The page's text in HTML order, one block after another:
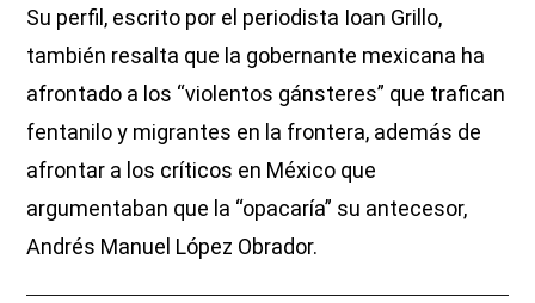
Su perfil, escrito por el periodista Ioan Grillo,
también resalta que la gobernante mexicana ha
afrontado a los “violentos gánsteres” que trafican
fentanilo y migrantes en la frontera, además de
afrontar a los críticos en México que
argumentaban que la “opacaría” su antecesor,
Andrés Manuel López Obrador.